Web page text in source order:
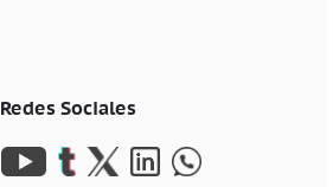
Redes Sociales